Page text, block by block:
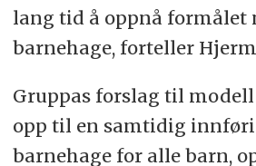
lang tid å oppnå formålet
barnehage, forteller
Gruppas forslag til
opp til en samtidig
barnehage for alle barn,